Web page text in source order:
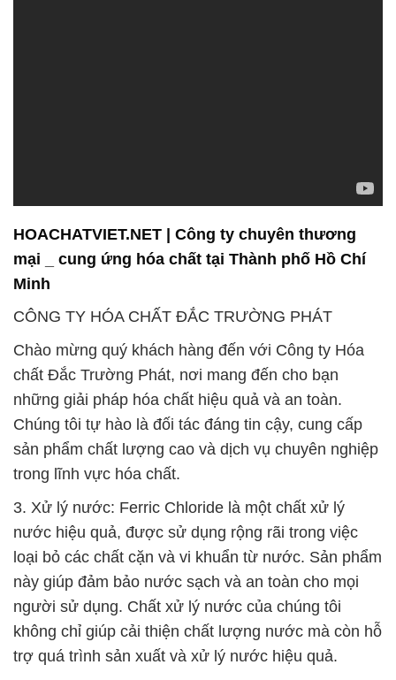
HOACHATVIET.NET | Công ty chuyên thương
mại _ cung ứng hóa chất tại Thành phố Hồ Chí
Minh
CÔNG TY HÓA CHẤT ĐẮC TRƯỜNG PHÁT
Chào mừng quý khách hàng đến với Công ty Hóa
chất Đắc Trường Phát, nơi mang đến cho bạn
những giải pháp hóa chất hiệu quả và an toàn.
Chúng tôi tự hào là đối tác đáng tin cậy, cung cấp
sản phẩm chất lượng cao và dịch vụ chuyên nghiệp
trong lĩnh vực hóa chất.
3. Xử lý nước: Ferric Chloride là một chất xử lý
nước hiệu quả, được sử dụng rộng rãi trong việc
loại bỏ các chất cặn và vi khuẩn từ nước. Sản phẩm
này giúp đảm bảo nước sạch và an toàn cho mọi
người sử dụng. Chất xử lý nước của chúng tôi
không chỉ giúp cải thiện chất lượng nước mà còn hỗ
trợ quá trình sản xuất và xử lý nước hiệu quả.